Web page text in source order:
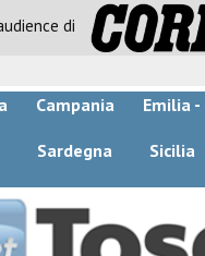
di
Campania
Emilia -
Sardegna
Sicilia